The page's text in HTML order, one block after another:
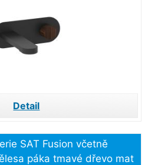
Detail
SAT Fusion včetně
páka tmavé dřevo mat